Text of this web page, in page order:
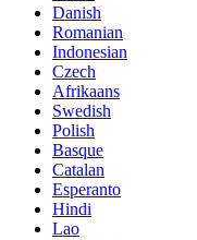
Danish
Romanian
Indonesian
Czech
Afrikaans
Swedish
Polish
Basque
Catalan
Esperanto
Hindi
Lao